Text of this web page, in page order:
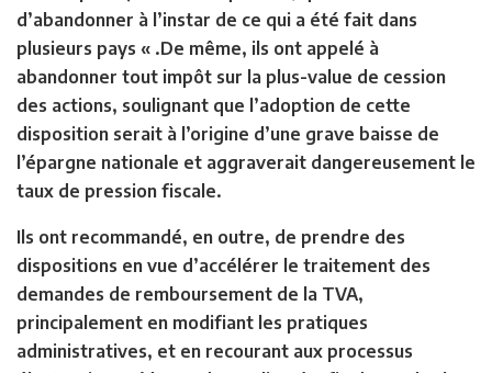
d’abandonner à l’instar de ce qui a été fait dans
plusieurs pays « .De même, ils ont appelé à
abandonner tout impôt sur la plus-value de cession
des actions, soulignant que l’adoption de cette
disposition serait à l’origine d’une grave baisse de
l’épargne nationale et aggraverait dangereusement le
taux de pression fiscale.
Ils ont recommandé, en outre, de prendre des
dispositions en vue d’accélérer le traitement des
demandes de remboursement de la TVA,
principalement en modifiant les pratiques
administratives, et en recourant aux processus